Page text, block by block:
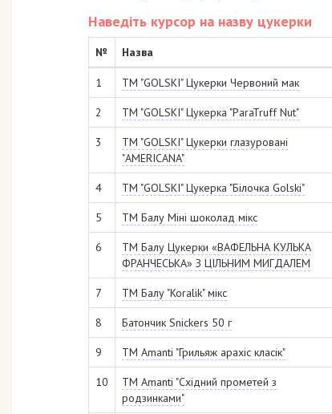
Наведіть курсор на назву цукерки
№ Назва
1 ТМ "GOLSKI" Цукерки Червоний мак
2 ТМ "GOLSKI" Цукерка "ParaTruff Nut"
3
ТМ "GOLSKI" Цукерки глазуровані
"AMERICANA"
4 ТМ "GOLSKI" Цукерка "Білочка Golski"
5 ТМ Балу Міні шоколад мікс
6
ТМ Балу Цукерки «ВАФЕЛЬНА КУЛЬКА
ФРАНЧЕСЬКА» З ЦІЛЬНИМ МИГДАЛЕМ
7 ТМ Балу "Koralik" мікс
8 Батончик Snickers 50 г
9 ТМ Аmanti "Грильяж арахіс класік"
10
ТМ Аmanti "Східний прометей з
родзинками"